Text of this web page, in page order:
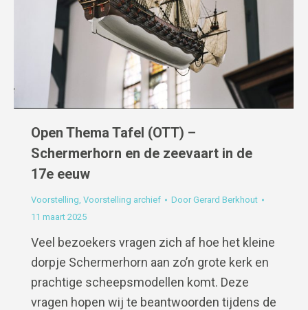
Open Thema Tafel (OTT) –
Schermerhorn en de zeevaart in de
17e eeuw
Voorstelling, Voorstelling archief DoorGerard Berkhout
11 maart 2025
Veel bezoekers vragen zich af hoe het kleine
dorpje Schermerhorn aan zo’n grote kerk en
prachtige scheepsmodellen komt. Deze
vragen hopen wij te beantwoorden tijdens de